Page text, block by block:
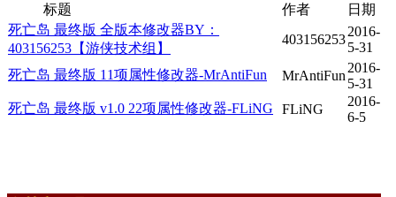
标题 作者
日期
死亡岛 最终版 全版本修改器BY：
403156253【游侠技术组】
403156253
2016-
5-31
死亡岛 最终版 11项属性修改器-MrAntiFun
MrAntiFun
2016-
5-31
死亡岛 最终版 v1.0 22项属性修改器-FLiNG
FLiNG
2016-
6-5